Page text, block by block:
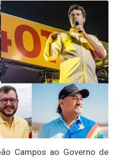
Campos ao Governo de